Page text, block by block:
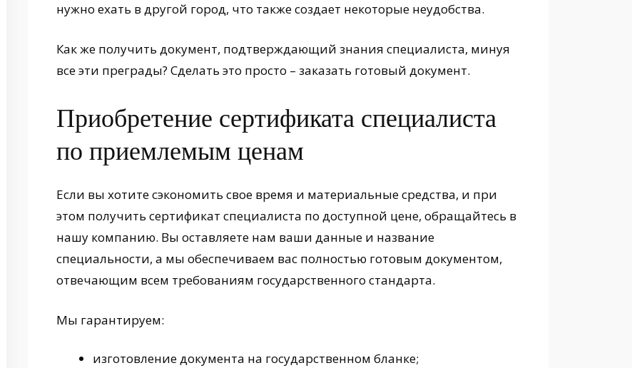
нужно ехать в другой город, что также создает некоторые неудобства.
Как же получить документ, подтверждающий знания специалиста, минуя
все эти преграды? Сделать это просто – заказать готовый документ.
Приобретение сертификата специалиста
по приемлемым ценам
Если вы хотите сэкономить свое время и материальные средства, и при
этом получить сертификат специалиста по доступной цене, обращайтесь в
нашу компанию. Вы оставляете нам ваши данные и название
специальности, а мы обеспечиваем вас полностью готовым документом,
отвечающим всем требованиям государственного стандарта.
Мы гарантируем:
изготовление документа на государственном бланке;